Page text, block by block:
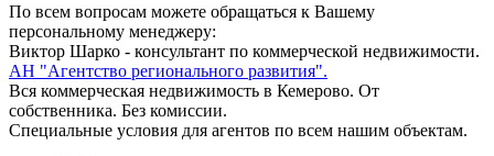
По всем вопросам можете обращаться к Вашему
персональному менеджеру:
Виктор Шарко - консультант по коммерческой недвижимости.
АН "Агентство регионального развития".
Вся коммерческая недвижимость в Кемерово. От
собственника. Без комиссии.
Специальные условия для агентов по всем нашим объектам.